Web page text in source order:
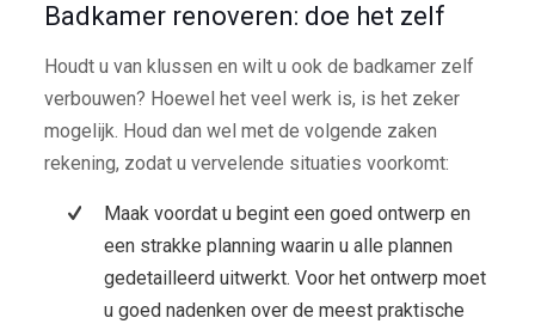
Badkamer renoveren: doe het zelf
Houdt u van klussen en wilt u ook de badkamer zelf
verbouwen? Hoewel het veel werk is, is het zeker
mogelijk. Houd dan wel met de volgende zaken
rekening, zodat u vervelende situaties voorkomt:
Maak voordat u begint een goed ontwerp en
een strakke planning waarin u alle plannen
gedetailleerd uitwerkt. Voor het ontwerp moet
u goed nadenken over de meest praktische